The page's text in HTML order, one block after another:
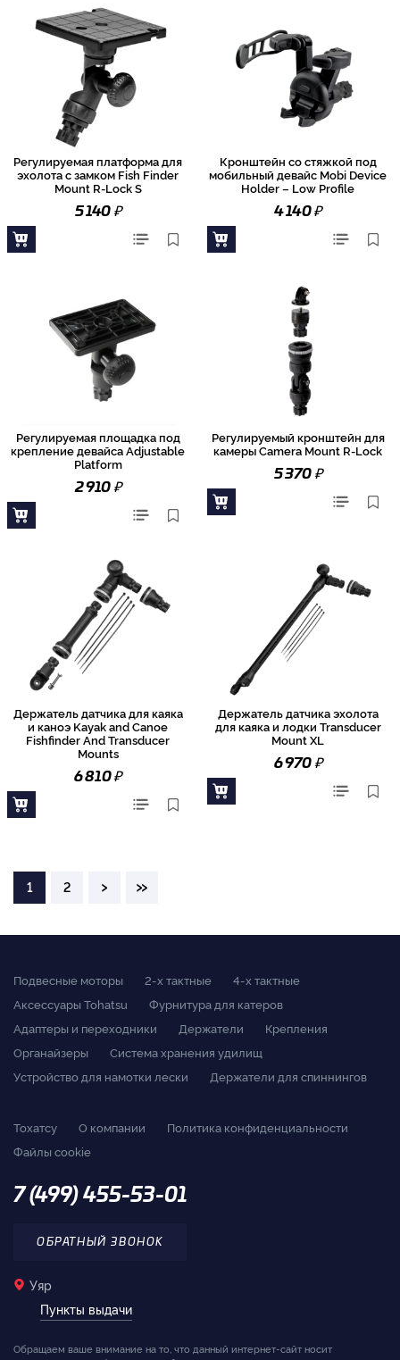
Регулируемая платформа для
эхолота с замком Fish Finder
Mount R-Lock S
5 140₽
Кронштейн со стяжкой под
мобильный девайс Mobi Device
Holder – Low Profile
4 140₽
Регулируемая площадка под
крепление девайса Adjustable
Platform
2 910₽
Регулируемый кронштейн для
камеры Camera Mount R-Lock
5 370₽
Держатель датчика для каяка
и каноэ Kayak and Canoe
Fishfinder And Transducer
Mounts
6 810₽
Держатель датчика эхолота
для каяка и лодки Transducer
Mount XL
6 970₽
1 2 › »
Подвесные моторы 2-x тактные
4-x тактные
Аксессуары Tohatsu
Фурнитура для катеров
Адаптеры и переходники
Держатели
Крепления
Органайзеры
Система хранения удилищ
Устройство для намотки лески
Держатели для спиннингов
Тохатсу О компании
Политика конфиденциальности
Файлы cookie
7 (499) 455-53-01
ОБРАТНЫЙ ЗВОНОК
Уяр
Пункты выдачи
Обращаем ваше внимание на то, что данный интернет-сайт носит